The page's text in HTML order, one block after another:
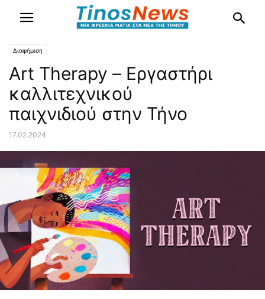
Διαφήμιση
Art Therapy – Εργαστήρι
καλλιτεχνικού
παιχνιδιού στην Τήνο
17.02.2024